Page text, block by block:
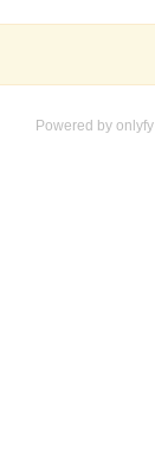
Powered by onlyfy